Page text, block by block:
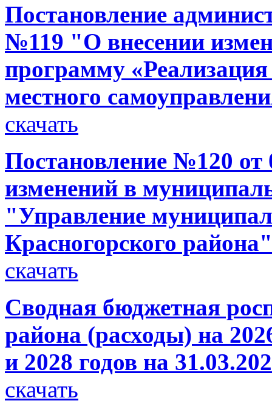
Постановление
№119 "О внесении
программу
местного
скачать
Постановление №120 от
изменений в
"Управление
Красногорского района"
скачать
Сводная бюджетная
района (расходы) на
и 2028 годов на
скачать